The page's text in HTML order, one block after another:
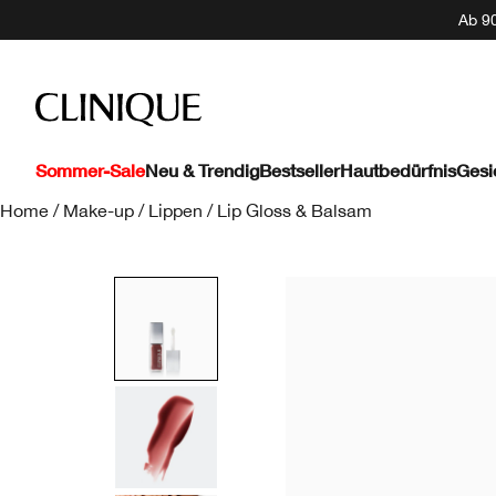
Ab
Sommer-SaleNeu & TrendigBestsellerHautbedürfnis
Home / Make-up / Lippen / Lip Gloss & Balsam